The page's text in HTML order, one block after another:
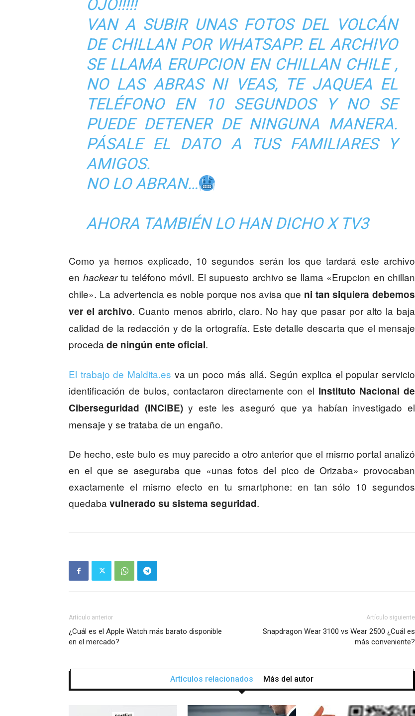
OJO!!!!!
VAN A SUBIR UNAS FOTOS DEL VOLCÁN
DE CHILLAN POR WHATSAPP. EL ARCHIVO
SE LLAMA ERUPCION EN CHILLAN CHILE ,
NO LAS ABRAS NI VEAS, TE JAQUEA EL
TELÉFONO EN 10 SEGUNDOS Y NO SE
PUEDE DETENER DE NINGUNA MANERA.
PÁSALE EL DATO A TUS FAMILIARES Y
AMIGOS.
NO LO ABRAN…
AHORA TAMBIÉN LO HAN DICHO X TV3
Como ya hemos explicado, 10 segundos serán los que tardará este archivo
en hackeartu teléfono móvil. El supuesto archivo se llama «Erupcion en chillan
chile». La advertencia es noble porque nos avisa que ni tan siquiera debemos
ver el archivo. Cuanto menos abrirlo, claro. No hay que pasar por alto la baja
calidad de la redacción y de la ortografía. Este detalle descarta que el mensaje
proceda de ningún ente oficial.
El trabajo de Maldita.es va un poco más allá. Según explica el popular servicio
identificación de bulos, contactaron directamente con el Instituto Nacional de
Ciberseguridad (INCIBE)y este les aseguró que ya habían investigado el
mensaje y se trataba de un engaño.
De hecho, este bulo es muy parecido a otro anterior que el mismo portal analizó
en el que se aseguraba que «unas fotos del pico de Orizaba» provocaban
exactamente el mismo efecto en tu smartphone: en tan sólo 10 segundos
quedaba vulnerado su sistema seguridad.
Artículo anterior
¿Cuál es el Apple Watch más barato disponible
en el mercado?
Artículo siguiente
Snapdragon Wear 3100 vs Wear 2500 ¿Cuál es
más conveniente?
Artículos relacionados Más del autor